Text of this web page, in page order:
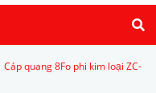
Cáp quang 8Fo phi kim loại ZC-